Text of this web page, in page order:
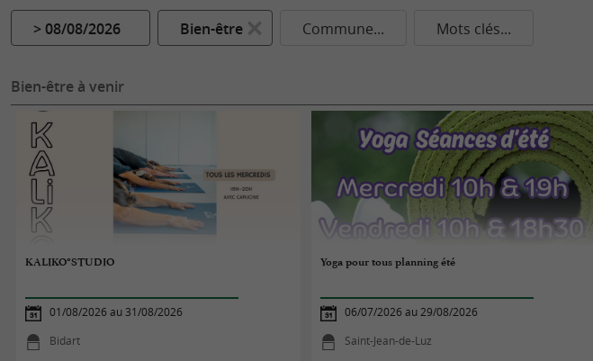
> 08/08/2026 Bien-être Commune... Mots clés...
Bien-être à venir
KALIKO°STUDIO
01/08/2026 au 31/08/2026
Bidart
Yoga pour tous planning été
06/07/2026 au 29/08/2026
Saint-Jean-de-Luz